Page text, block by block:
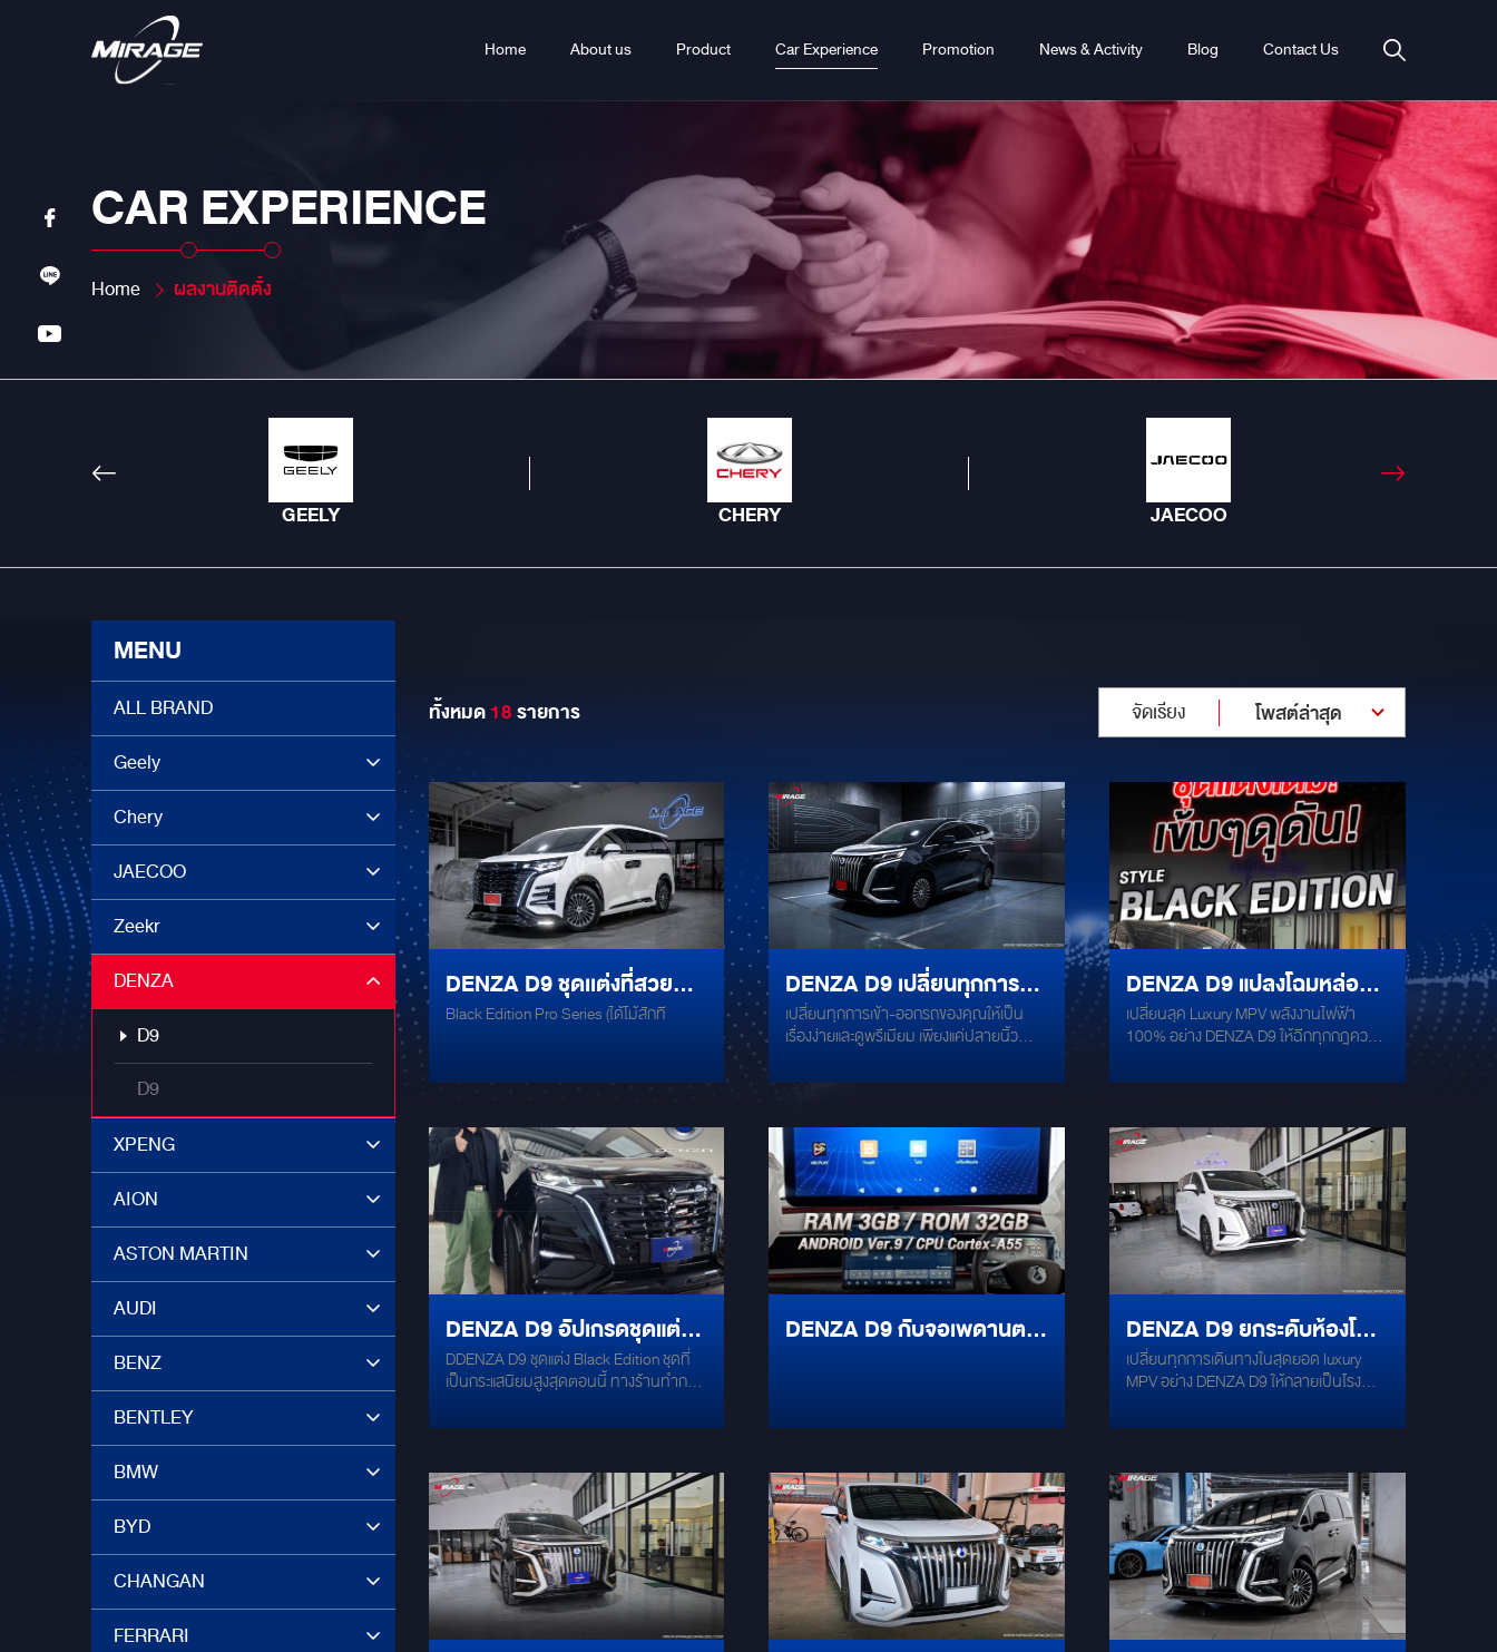
Home About us Product Car Experience Promotion News & Activity Blog Contact Us
CAR EXPERIENCE
Home ผลงานติดตั้ง
GEELY CHERY JAECOO
MENU
ALL BRAND
Geely
Chery
JAECOO
Zeekr
DENZA
D9
D9
XPENG
AION
ASTON MARTIN
AUDI
BENZ
BENTLEY
BMW
BYD
CHANGAN
FERRARI
ทั้งหมด18รายการ จัดเรียง โพสต์ล่าสุด
DENZA D9 ชุดเเต่งที่สวย
ที่สุดที่เคยมีมา
Black Edition Pro Series (ได้โม้สักที
DENZA D9 เปลี่ยนทุกการ
เข้า-ออกรถของคุณให้เป็น
เรื่องง่ายและดูพรีเมียม เพียง
แค่ปลายนิ้วสัมผัส
เปลี่ยนทุกการเข้า-ออกรถของคุณให้เป็น
เรื่องง่ายและดูพรีเมียม เพียงแค่ปลายนิ้ว
ยิ่งไปกว่านั้น เรายังมาพร้อมบริการติดตั้ง
ความยืดหยุ่นในการใช้งานให้ตอบโจทย์ไลฟ์
สไตล์ของคุณมากยิ่งขึ้น ทำไมต้องติดตั้ง
Door Switch? ⚡Touch Sensor: ระบบ
สัมผัสอัจฉริยะ ตอบสนองรวดเร็ว ⚡Auto
Open / Close: สั่งการเปิด-ปิดประตูได้แบบ
อัตโนมัติ ⚡Premium Design: ดีไซน์หรูหรา
ด้วยกรอบโลหะคุณภาพสูงและกระจกนิรภัย
สัมผัสพิเศษ ผสานเข้ากับภายในรถได้อย่าง
การทำงานชัดเจน ⚡Plug & Play: มั่นใจ
DENZA D9 แปลงโฉมหล่อ
เข้ม ดุดันขั้นสุด
เปลี่ยนลุค Luxury MPV พลังงานไฟฟ้า
100% อย่าง DENZA D9 ให้ฉีกทุกกฎความ
ทรงพลังขั้นสุดด้วย ชุดแต่งดีไซน์ BLACK
รายละเอียดตัวถังรอบคันด้วยสีดำเงา
พรีเมียม ผสานการอัปเกรดระบบไฟหน้า-
ท้าย เพิ่มมิติความโฉบเฉี่ยวและทันสมัยใน
ทุกมุมมองครับ
DENZA D9 อัปเกรดชุดแต่ง
BLACK EDITION
DDENZA D9 ชุดแต่ง Black Edition ชุดที่
เป็นกระแสนิยมสูงสุดตอนนี้ ทางร้านทำการ
พร้อม สเกิร์ต หน้า - หลัง อัพเกรดไฟ
Performance AWD ตัวท็อป ตอนหลังยัง
ตกแต่งด้วยไฟท้าย D-PILLAR LIGH เพิ่มลูก
เล่นด้วย ไฟส่องสว่างประตูท้าย Trunk Trail
Light ยกระดับภายในด้วยพื้นตรงรุ่น Denza
D9 เสริมความหน้าถึง 3 ชั้น ด้วย เทคโนโลยี
Nano Coating ลาย 3 มิติ (เลือกได้ 8 ลาย)
รางอลูมิเนียมเสริมความแข็งแรง ยังเปลี่ยน
สคัฟเพลทด้านข้างอลูมิเนียมที่มีโลโก้ Denz
DENZA D9 กับจอเพดานตรง
DENZA D9 ยกระดับห้องโดย
สารสู่เฟิร์สคลาสสุดหรู ด้วย
ทัชสกรีนขนาดใหญ่ 15.6 นิ้ว
ตรงรุ่น!
เปลี่ยนทุกการเดินทางในสุดยอด luxury
MPV อย่าง DENZA D9 ให้กลายเป็นโรง
การอัปเกรดจอเพดานระบบไฟฟ้าอัจฉริยะ
ปฏิบัติการ Android ทัชสกรีนเต็มรูปแบบ
และงานดีไซน์ติดตั้งที่เนียนกริบกลมกลืน
เสมือนออปชันแท้จากโรงงาน มอบความ
เพลิดเพลินสูงสุดให้ผู้โดยสารตอนหลัง
ตลอดเส้นทางครับ